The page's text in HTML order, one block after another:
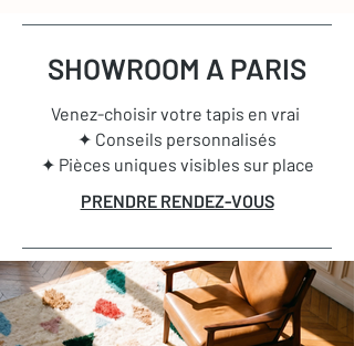
SHOWROOM A PARIS
Venez-choisir votre tapis en vrai
✦ Conseils personnalisés
✦ Pièces uniques visibles sur place
PRENDRE RENDEZ-VOUS